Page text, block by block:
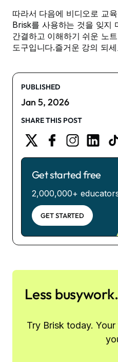
따라서 다음에 비디오로 교
Brisk를 사용하는 것을 잊지
간결하고 이해하기 쉬운 노
도구입니다.즐거운 강의 되
PUBLISHED
Jan 5, 2026
SHARE THIS POST
Get started free
2,000,000+
GET STARTED
Less
Try Brisk today.